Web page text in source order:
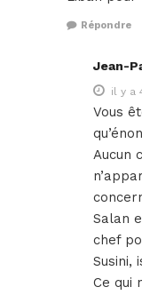
Répondre
Jean-
il y a
Vous
Aucun
Salan
chef
Susini,
Ce qui